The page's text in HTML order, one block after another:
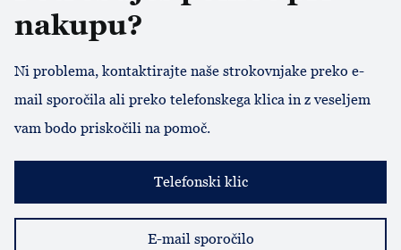
nakupu?
Ni problema, kontaktirajte naše strokovnjake preko e-
mail sporočila ali preko telefonskega klica in z veseljem
vam bodo priskočili na pomoč.
Telefonski klic
E-mail sporočilo